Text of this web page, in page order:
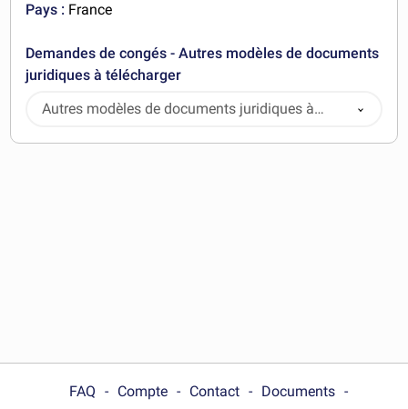
Pays : France
Demandes de congés - Autres modèles de documents
juridiques à télécharger
Autres modèles de documents juridiques à
télécharger
FAQ Compte Contact Documents